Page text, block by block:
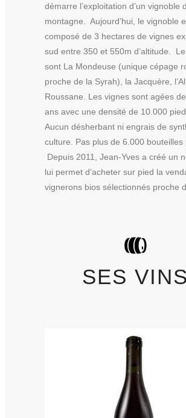
démarre l’exploitation d’un vignoble
montagne. Aujourd’hui, le vignoble
composé de 3 hectares de vignes
sud entre 350 et 550m d’altitude.
sont La Mondeuse (unique cépage
proche de la Syrah), la Jacquère,
Roussane. Les vignes sont agées
ans avec une densité de 10.000
Aucun désherbant ni engrais de
culture. Pas plus de 6.000 bouteilles
Depuis 2011, Jean-Yves a créé un
lui permet d’acheter sur pied la
vignerons bios sélectionnés proche
SES VINS